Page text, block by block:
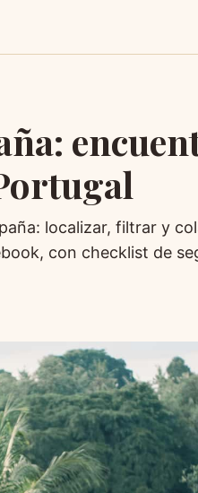
localizar, filtrar y
con checklist de